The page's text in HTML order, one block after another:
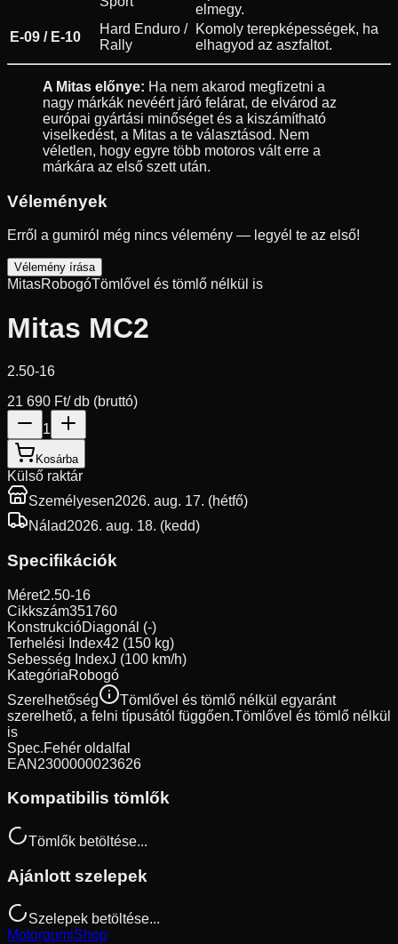
elmegy.
E-09 / E-10
Hard Enduro /
Rally
Komoly terepképességek, ha
elhagyod az aszfaltot.
A Mitas előnye: Ha nem akarod megfizetni a
nagy márkák nevéért járó felárat, de elvárod az
európai gyártási minőséget és a kiszámítható
viselkedést, a Mitas a te választásod. Nem
véletlen, hogy egyre több motoros vált erre a
márkára az első szett után.
Vélemények
Erről a gumiról még nincs vélemény — legyél te az első!
Vélemény írása
MitasRobogóTömlővel és tömlő nélkül is
Mitas MC2
2.50-16
21 690 Ft/ db (bruttó)
1
Kosárba
Külső raktár
Személyesen2026. aug. 17. (hétfő)
Nálad2026. aug. 18. (kedd)
Specifikációk
Méret2.50-16
Cikkszám351760
KonstrukcióDiagonál (-)
Terhelési Index42 (150 kg)
Sebesség IndexJ (100 km/h)
KategóriaRobogó
Szerelhetőség
Tömlővel és tömlő nélkül egyaránt
szerelhető, a felni típusától függően.Tömlővel és tömlő nélkül
is
Spec.Fehér oldalfal
EAN 2300000023626
Kompatibilis tömlők
Tömlők betöltése...
Ajánlott szelepek
Szelepek betöltése...
MotorgumiShop